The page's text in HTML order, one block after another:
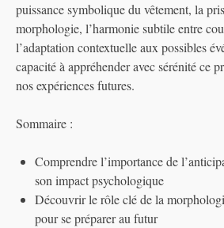
puissance symbolique du vêtement, la
morphologie, l’harmonie subtile entre
l’adaptation contextuelle aux possibles
capacité à appréhender avec sérénité ce
nos expériences futures.
Sommaire :
Comprendre l’importance de
son impact psychologique
Découvrir le rôle clé de la
pour se préparer au futur